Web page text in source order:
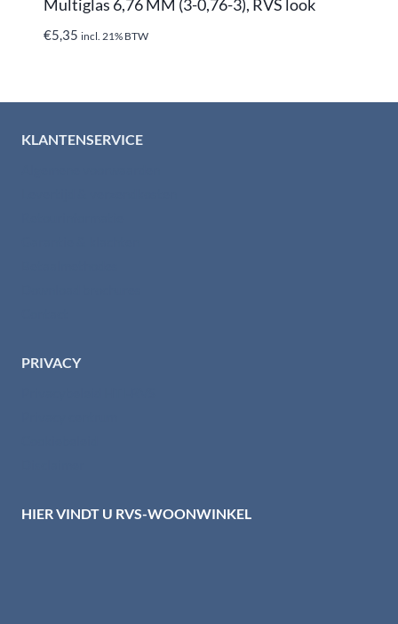
Multiglas 6,76 MM (3-0,76-3), RVS look
€5,35 incl. 21% BTW
KLANTENSERVICE
PRIVACY
HIER VINDT U RVS-WOONWINKEL